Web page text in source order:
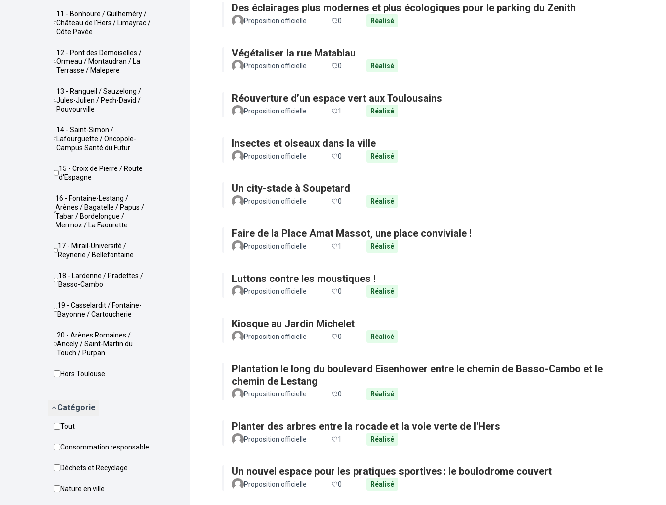
11 - Bonhoure / Guilheméry /
Château de l'Hers / Limayrac /
Côte Pavée
12 - Pont des Demoiselles /
Ormeau / Montaudran / La
Terrasse / Malepère
13 - Rangueil / Sauzelong /
Jules-Julien / Pech-David /
Pouvourville
14 - Saint-Simon /
Lafourguette / Oncopole-
Campus Santé du Futur
15 - Croix de Pierre / Route
d'Espagne
16 - Fontaine-Lestang /
Arènes / Bagatelle / Papus /
Tabar / Bordelongue /
Mermoz / La Faourette
17 - Mirail-Université /
Reynerie / Bellefontaine
18 - Lardenne / Pradettes /
Basso-Cambo
19 - Casselardit / Fontaine-
Bayonne / Cartoucherie
20 - Arènes Romaines /
Ancely / Saint-Martin du
Touch / Purpan
Hors Toulouse
Catégorie
Tout
Consommation responsable
Déchets et Recyclage
Nature en ville
Des éclairages plus modernes et plus écologiques pour le parking du Zenith
Proposition officielle 0 Réalisé
Végétaliser la rue Matabiau
Proposition officielle 0 Réalisé
Réouverture d’un espace vert aux Toulousains
Proposition officielle 1 Réalisé
Insectes et oiseaux dans la ville
Proposition officielle 0 Réalisé
Un city-stade à Soupetard
Proposition officielle 0 Réalisé
Faire de la Place Amat Massot, une place conviviale !
Proposition officielle 1 Réalisé
Luttons contre les moustiques !
Proposition officielle 0 Réalisé
Kiosque au Jardin Michelet
Proposition officielle 0 Réalisé
Plantation le long du boulevard Eisenhower entre le chemin de Basso-Cambo et le
chemin de Lestang
Proposition officielle 0 Réalisé
Planter des arbres entre la rocade et la voie verte de l'Hers
Proposition officielle 1 Réalisé
Un nouvel espace pour les pratiques sportives : le boulodrome couvert
Proposition officielle 0 Réalisé